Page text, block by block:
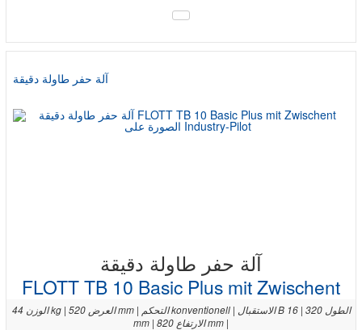
آلة حفر طاولة دقيقة
آلة حفر طاولة دقيقة
FLOTT TB 10 Basic Plus mit Zwischent
الوزن 44 kg | العرض 520 mm | التحكم konventionell | الاستقبال B 16 | الطول 320
mm | الارتفاع 820 mm |